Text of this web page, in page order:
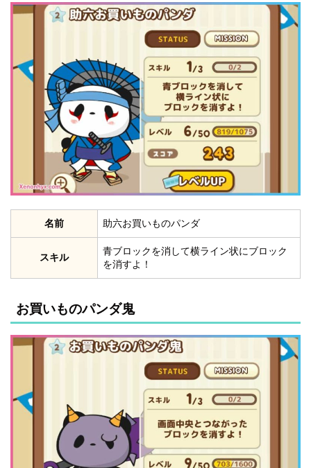
名前 助六お買いものパンダ
スキル
青ブロックを消して横ライン状にブロック
を消すよ！
お買いものパンダ鬼